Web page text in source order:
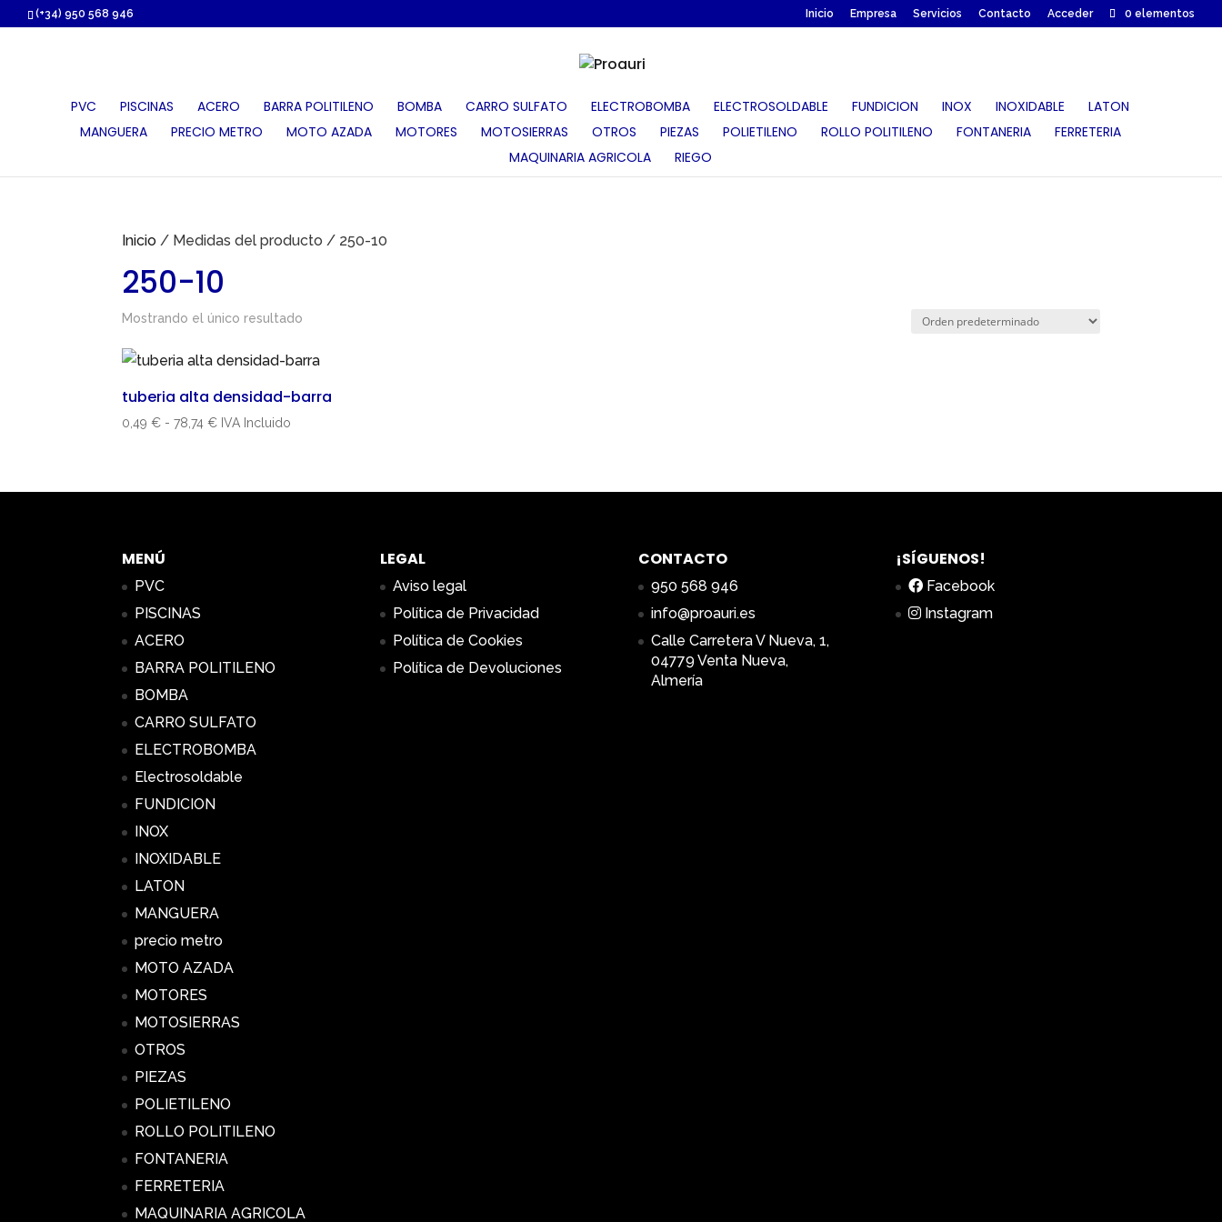
https://proauri.es/
(+34) 950 568 946 Inicio Empresa Servicios Contacto Acceder 0 elementos
PVC PISCINAS ACERO BARRA POLITILENO BOMBA CARRO SULFATO ELECTROBOMBA ELECTROSOLDABLE FUNDICION INOX INOXIDABLE
LATON
MANGUERA
PRECIO METRO MOTO AZADA MOTORES MOTOSIERRAS OTROS PIEZAS POLIETILENO ROLLO POLITILENO FONTANERIA
FERRETERIA
MAQUINARIA AGRICOLA
RIEGO
Inicio / Medidas del producto / 250-10
250-10
Mostrando el único resultado
tuberia alta densidad-barra
0,49€ - 78,74€Rango
IVA Incluido
MENÚ
PVC
PISCINAS
ACERO
BARRA POLITILENO
BOMBA
CARRO SULFATO
ELECTROBOMBA
Electrosoldable
FUNDICION
INOX
INOXIDABLE
LATON
MANGUERA
precio metro
MOTO AZADA
MOTORES
MOTOSIERRAS
OTROS
PIEZAS
POLIETILENO
ROLLO POLITILENO
FONTANERIA
FERRETERIA
MAQUINARIA AGRICOLA
LEGAL
Aviso legal
Política de Privacidad
Política de Cookies
Política de Devoluciones
CONTACTO
950 568 946
info@proauri.es
Calle Carretera V Nueva, 1,
04779 Venta Nueva,
Almería
¡SÍGUENOS!
Facebook
Instagram